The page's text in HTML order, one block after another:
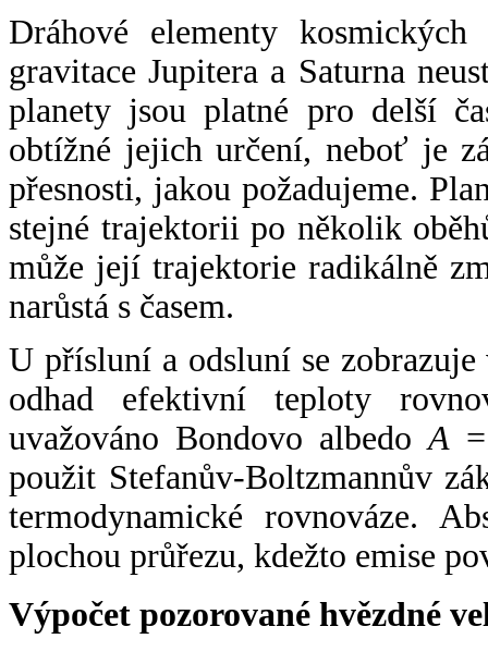
Dráhové elementy
gravitace Jupitera a Saturna
planety jsou platné pro delší
obtížné jejich určení, neboť je
přesnosti, jakou požadujeme.
stejné trajektorii po několik
může její trajektorie radikálně
narůstá s časem.
U přísluní a odsluní se
odhad efektivní teploty
uvažováno Bondovo albedoA
použit Stefanův-Boltzmannův
termodynamické rovnováze.
plochou průřezu, kdežto emise
Výpočet pozorované hvězdné